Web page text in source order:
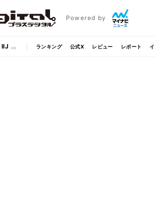
Powered by
IIJ ランキング 公式X レビュー レポート